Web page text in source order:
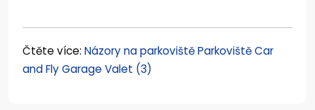
Čtěte více: Názory na parkoviště Parkoviště Car
and Fly Garage Valet (3)